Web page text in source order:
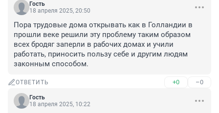
Гость
18 апреля 2025, 20:50
Пора трудовые дома открывать как в Голландии в
прошли веке решили эту проблему таким образом
всех бродяг заперли в рабочих домах и учили
работать, приносить пользу себе и другим людям
законным способом.
ОТВЕТИТЬ +0 –0
Гость
18 апреля 2025, 10:22